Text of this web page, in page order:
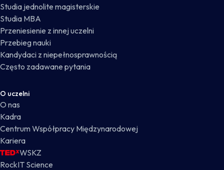
Studia jednolite magisterskie
Studia MBA
Przeniesienie z innej uczelni
Przebieg nauki
Kandydaci z niepełnosprawnością
Często zadawane pytania
O uczelni
O nas
Kadra
Centrum Współpracy Międzynarodowej
Kariera
WSKZ
RockIT Science